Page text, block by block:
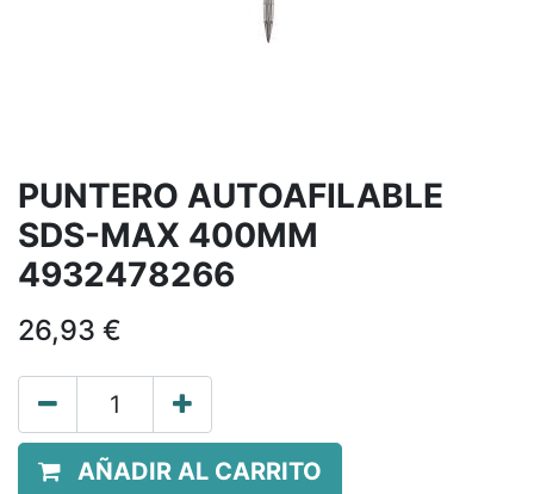
PUNTERO AUTOAFILABLE
SDS-MAX 400MM
4932478266
26,93 €
AÑADIR AL CARRITO